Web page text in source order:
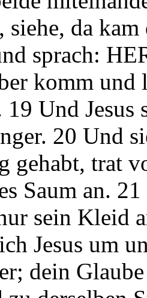
siehe, da
sprach:
komm
19 Und
20 Und
gehabt, trat
Saum an.
sein Kleid
Jesus um
dein